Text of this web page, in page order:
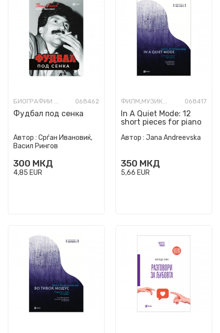
БИОГРАФИИ И МЕМОАРИ 068462
Фудбал под сенка
Автор : Срѓан Ивановиќ,
Васил Рингов
300 МКД
4,85 EUR
ФИЛМ,МУЗИКА,ОПЕРА И ТЕАТАР 068417
In A Quiet Mode: 12
short pieces for piano
Автор : Jana Andreevska
350 МКД
5,66 EUR